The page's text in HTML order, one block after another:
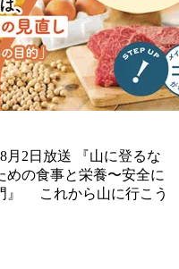
月2日放送 『山に登るな
めの食事と栄養〜安全に
』 これから山に行こう